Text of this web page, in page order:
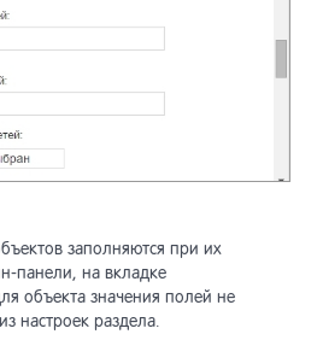
заполняются при их
панели, на вкладке
объекта значения полей не
настроек раздела.